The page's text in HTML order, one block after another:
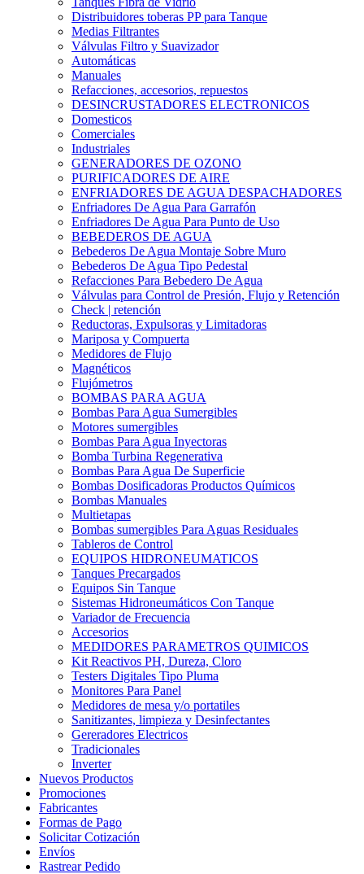
Distribuidores toberas PP para Tanque
Medias Filtrantes
Válvulas Filtro y Suavizador
Automáticas
Manuales
Refacciones, accesorios, repuestos
DESINCRUSTADORES ELECTRONICOS
Domesticos
Comerciales
Industriales
GENERADORES DE OZONO
PURIFICADORES DE AIRE
ENFRIADORES DE AGUA DESPACHADORES
Enfriadores De Agua Para Garrafón
Enfriadores De Agua Para Punto de Uso
BEBEDEROS DE AGUA
Bebederos De Agua Montaje Sobre Muro
Bebederos De Agua Tipo Pedestal
Refacciones Para Bebedero De Agua
Válvulas para Control de Presión, Flujo y Retención
Check | retención
Reductoras, Expulsoras y Limitadoras
Mariposa y Compuerta
Medidores de Flujo
Magnéticos
Flujómetros
BOMBAS PARA AGUA
Bombas Para Agua Sumergibles
Motores sumergibles
Bombas Para Agua Inyectoras
Bomba Turbina Regenerativa
Bombas Para Agua De Superficie
Bombas Dosificadoras Productos Químicos
Bombas Manuales
Multietapas
Bombas sumergibles Para Aguas Residuales
Tableros de Control
EQUIPOS HIDRONEUMATICOS
Tanques Precargados
Equipos Sin Tanque
Sistemas Hidroneumáticos Con Tanque
Variador de Frecuencia
Accesorios
MEDIDORES PARAMETROS QUIMICOS
Kit Reactivos PH, Dureza, Cloro
Testers Digitales Tipo Pluma
Monitores Para Panel
Medidores de mesa y/o portatiles
Sanitizantes, limpieza y Desinfectantes
Gereradores Electricos
Tradicionales
Inverter
Nuevos Productos
Promociones
Fabricantes
Formas de Pago
Solicitar Cotización
Envíos
Rastrear Pedido